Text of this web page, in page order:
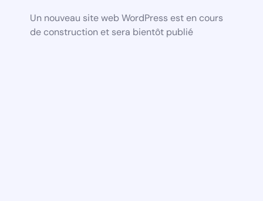
Un nouveau site web WordPress est en cours
de construction et sera bientôt publié